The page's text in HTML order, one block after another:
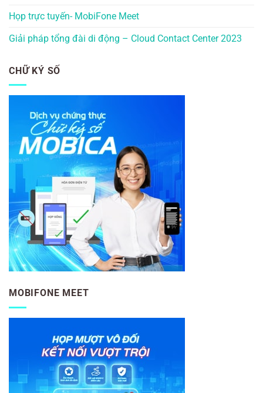
Họp trực tuyến- MobiFone Meet
Giải pháp tổng đài di động – Cloud Contact Center 2023
CHỮ KÝ SỐ
MOBIFONE MEET